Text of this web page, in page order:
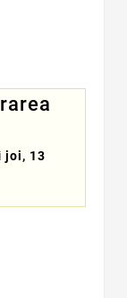
joi, 13